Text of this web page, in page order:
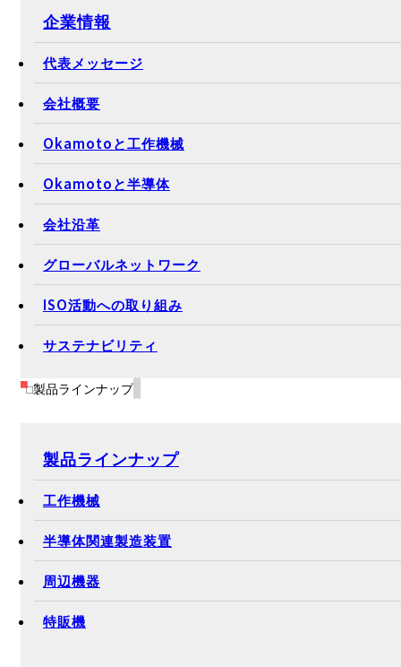
企業情報
代表メッセージ
会社概要
Okamotoと工作機械
Okamotoと半導体
会社沿革
グローバルネットワーク
ISO活動への取り組み
サステナビリティ
製品ラインナップ
製品ラインナップ
工作機械
半導体関連製造装置
周辺機器
特販機